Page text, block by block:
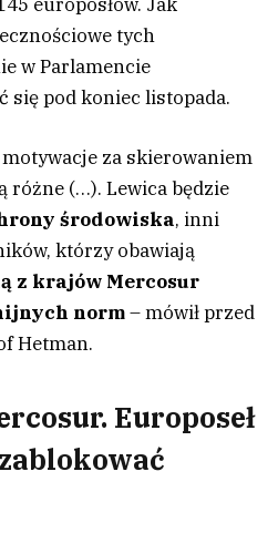
tych
w Parlamencie
się pod koniec listopada.
motywacje za skierowaniem
różne (…). Lewica będzie
środowiska, inni
którzy obawiają
z krajów Mercosur
norm– mówił przed
Hetman.
Europoseł